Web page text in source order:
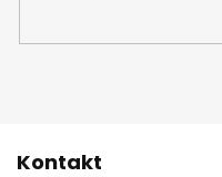
Kontakt